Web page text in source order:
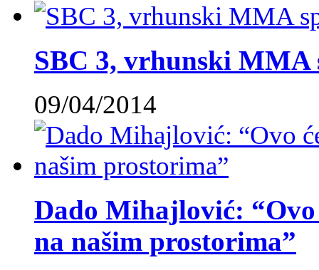
SBC 3, vrhunski MMA
09/04/2014
Dado Mihajlović:
na našim prostorima”